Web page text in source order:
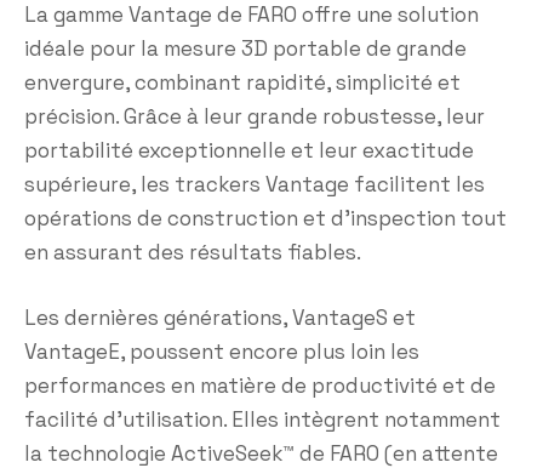
La gamme Vantage de FARO offre une solution
idéale pour la mesure 3D portable de grande
envergure, combinant rapidité, simplicité et
précision. Grâce à leur grande robustesse, leur
portabilité exceptionnelle et leur exactitude
supérieure, les trackers Vantage facilitent les
opérations de construction et d’inspection tout
en assurant des résultats fiables.
Les dernières générations, VantageS et
VantageE, poussent encore plus loin les
performances en matière de productivité et de
facilité d’utilisation. Elles intègrent notamment
la technologie ActiveSeek™ de FARO (en attente